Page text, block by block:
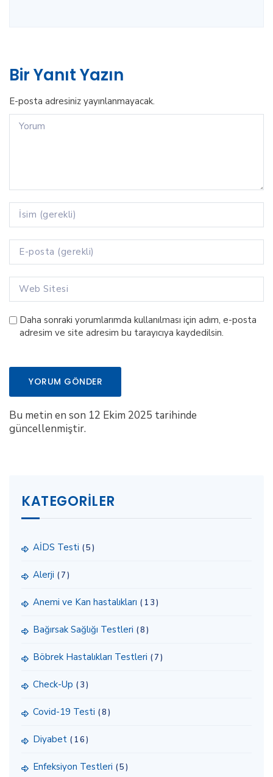
Bir Yanıt Yazın
E-posta adresiniz yayınlanmayacak.
Daha sonraki yorumlarımda kullanılması için adım, e-posta
adresim ve site adresim bu tarayıcıya kaydedilsin.
Bu metin en son 12 Ekim 2025 tarihinde
güncellenmiştir.
KATEGORILER
AİDS Testi (5)
Alerji (7)
Anemi ve Kan hastalıkları (13)
Bağırsak Sağlığı Testleri (8)
Böbrek Hastalıkları Testleri (7)
Check-Up (3)
Covid-19 Testi (8)
Diyabet (16)
Enfeksiyon Testleri (5)